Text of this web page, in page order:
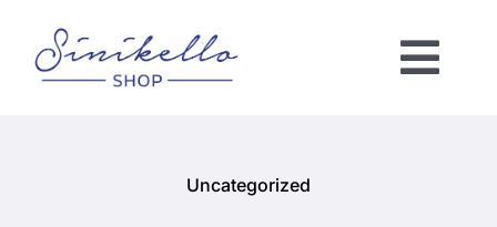
content
Uncategorized